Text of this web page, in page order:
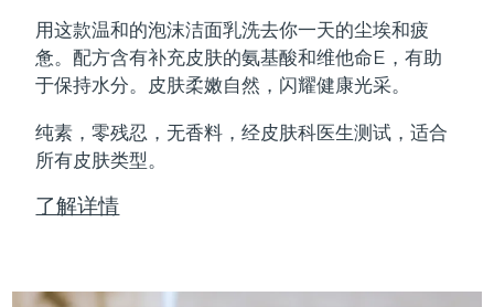
用这款温和的泡沫洁面乳洗去你一天的尘埃和疲
惫。配方含有补充皮肤的氨基酸和维他命E，有助
于保持水分。皮肤柔嫩自然，闪耀健康光采。
纯素，零残忍，无香料，经皮肤科医生测试，适合
所有皮肤类型。
了解详情